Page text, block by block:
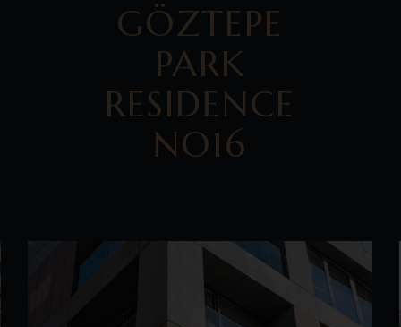
GÖZTEPE
PARK
RESIDENCE
NO16